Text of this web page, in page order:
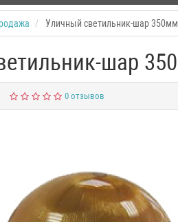
Уличный светильник-шар 350мм
шар
0 отзывов